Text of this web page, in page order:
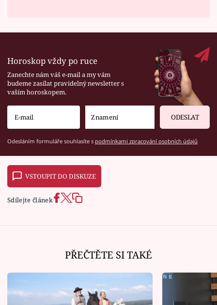
Horoskop vždy po ruce
Zanechte nám váš e-mail a my vám
budeme zasílat pravidelný newsletter s
vaším horoskopem.
ODESLAT
Odesláním formuláře souhlasíte s podmínkami zpracování osobních údajů
VSTOUPIT DO DISKUZE
Sdílejte článek
PŘEČTĚTE SI TAKÉ